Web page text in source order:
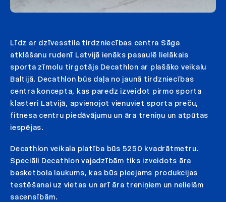
Līdz ar dzīvesstila tirdzniecības centra Sāga
atklāšanu rudenī Latvijā ienāks pasaulē lielākais
sporta zīmolu tirgotājs Decathlon ar plašāko veikalu
Baltijā. Decathlon būs daļa no jaunā tirdzniecības
centra koncepta, kas paredz izveidot pirmo sporta
klasteri Latvijā, apvienojot vienuviet sporta preču,
fitnesa centru piedāvājumu un āra treniņu un atpūtas
iespējas.
Decathlon veikala platība būs 5250 kvadrātmetru.
Speciāli Decathlon vajadzībām tiks izveidots āra
basketbola laukums, kas būs pieejams produkcijas
testēšanai uz vietas un arī āra treniņiem un nelielām
sacensībām.